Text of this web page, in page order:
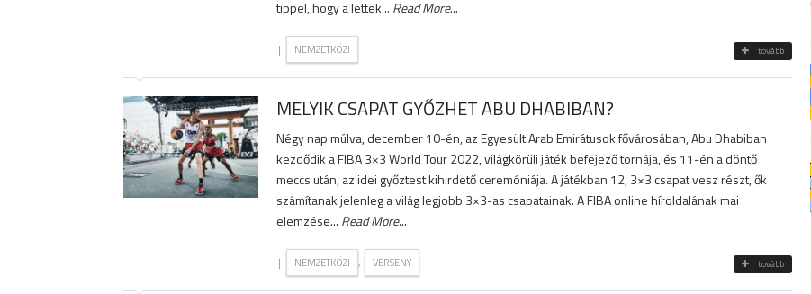
tippel, hogy a lettek... Read More...
| NEMZETKÖZI tovább
MELYIK CSAPAT GYŐZHET ABU DHABIBAN?
Négy nap múlva, december 10-én, az Egyesült Arab Emirátusok fővárosában, Abu Dhabiban
kezdődik a FIBA 3×3 World Tour 2022, világkörüli játék befejező tornája, és 11-én a döntő
meccs után, az idei győztest kihirdető ceremóniája. A játékban 12, 3×3 csapat vesz részt, ők
számítanak jelenleg a világ legjobb 3×3-as csapatainak. A FIBA online híroldalának mai
elemzése... Read More...
| NEMZETKÖZI , VERSENY tovább